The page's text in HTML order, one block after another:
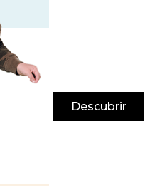
Descubrir